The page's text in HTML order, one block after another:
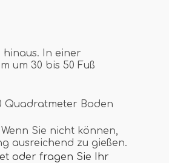
hinaus. In einer
um 30 bis 50 Fuß
Quadratmeter Boden
Sie nicht können,
ausreichend zu gießen.
oder fragen Sie Ihr